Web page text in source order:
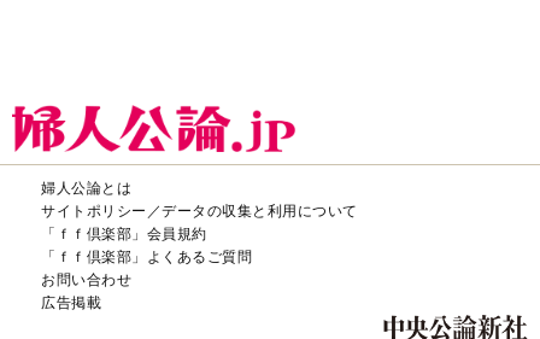
婦人公論とは
サイトポリシー／データの収集と利用について
「ｆｆ倶楽部」会員規約
「ｆｆ倶楽部」よくあるご質問
お問い合わせ
広告掲載